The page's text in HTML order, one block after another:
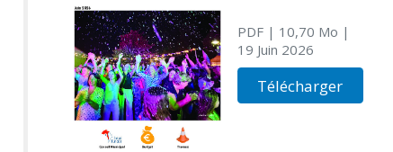
PDF| 10,70 Mo |
19 Juin 2026
Télécharger